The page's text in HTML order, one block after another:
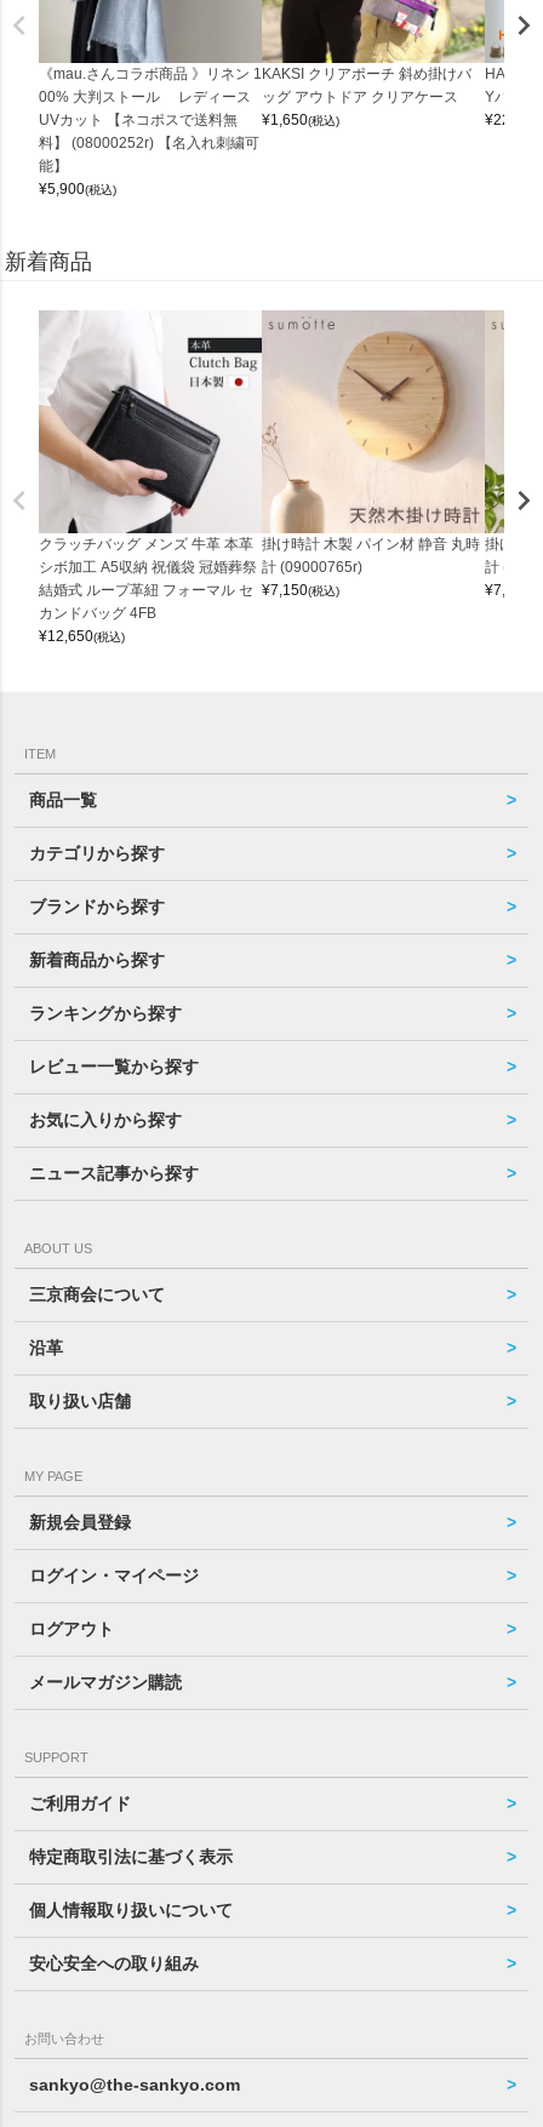
《mau.さんコラボ商品 》リネン 1
00% 大判ストール レディース
UVカット 【ネコポスで送料無
料】 (08000252r) 【名入れ刺繍可
能】
¥5,900(税込)
KAKSI クリアポーチ 斜め掛けバ
ッグ アウトドア クリアケース
¥1,650(税込)
Yバッグ
¥22,000
新着商品
クラッチバッグ メンズ 牛革 本革
シボ加工 A5収納 祝儀袋 冠婚葬祭
結婚式 ループ革紐 フォーマル セ
カンドバッグ 4FB
¥12,650(税込)
掛け時計 木製 パイン材 静音 丸時
計 (09000765r)
¥7,150(税込)
掛け時
計
¥7,150
ITEM
商品一覧
カテゴリから探す
ブランドから探す
新着商品から探す
ランキングから探す
レビュー一覧から探す
お気に入りから探す
ニュース記事から探す
ABOUT US
三京商会について
沿革
取り扱い店舗
MY PAGE
新規会員登録
ログイン・マイページ
ログアウト
メールマガジン購読
SUPPORT
ご利用ガイド
特定商取引法に基づく表示
個人情報取り扱いについて
安心安全への取り組み
お問い合わせ
sankyo@the-sankyo.com